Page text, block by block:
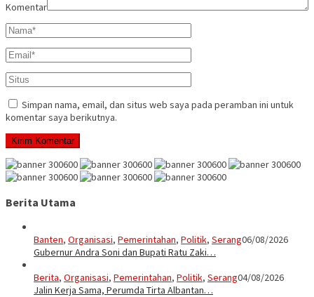
Komentar
Simpan nama, email, dan situs web saya pada peramban ini untuk
komentar saya berikutnya.
Berita Utama
Banten, Organisasi, Pemerintahan, Politik, Serang06/08/2026
Gubernur Andra Soni dan Bupati Ratu Zaki…
Berita, Organisasi, Pemerintahan, Politik, Serang04/08/2026
Jalin Kerja Sama, Perumda Tirta Albantan…